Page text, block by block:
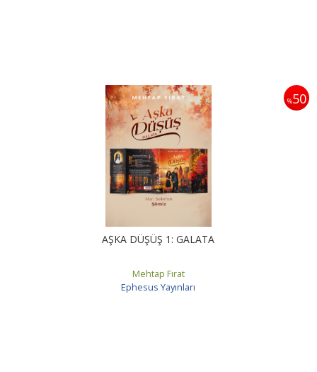
%50
AŞKA DÜŞÜŞ 1: GALATA
Mehtap Fırat
Ephesus Yayınları